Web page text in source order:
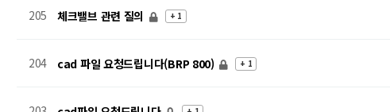
205 체크밸브 관련 질의 + 1
204 cad 파일 요청드립니다(BRP 800) + 1